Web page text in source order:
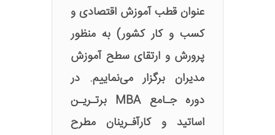
عنوان قطب آموزش اقتصادی و
کسب و کار کشور) به منظور
پرورش و ارتقای سطح آموزش
مدیران برگزار می‌نماییم. در
دوره جـامع MBA برتـریـن
اساتید و کارآفـرینان مطرح